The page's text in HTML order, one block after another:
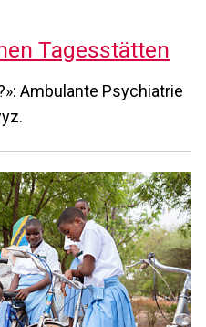
Tagesstätten
Ambulante Psychiatrie